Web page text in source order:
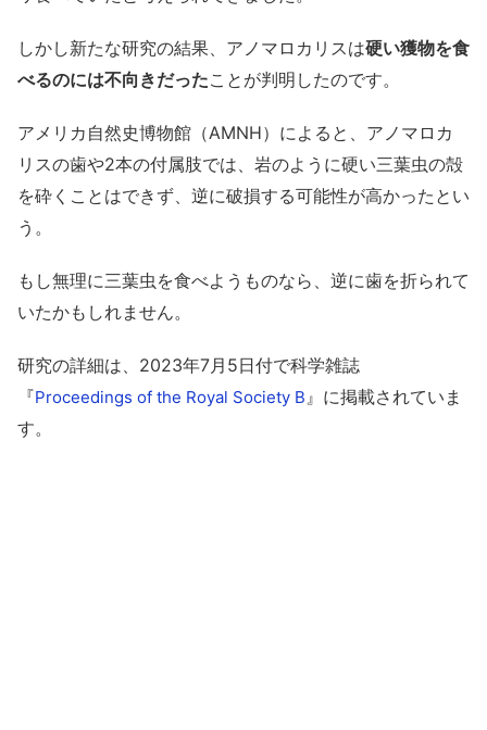
しかし新たな研究の結果、アノマロカリスは硬い獲物を食
べるのには不向きだったことが判明したのです。
アメリカ自然史博物館（AMNH）によると、アノマロカ
リスの歯や2本の付属肢では、岩のように硬い三葉虫の殻
を砕くことはできず、逆に破損する可能性が高かったとい
う。
もし無理に三葉虫を食べようものなら、逆に歯を折られて
いたかもしれません。
研究の詳細は、2023年7月5日付で科学雑誌
『Proceedings of the Royal Society B』に掲載されていま
す。